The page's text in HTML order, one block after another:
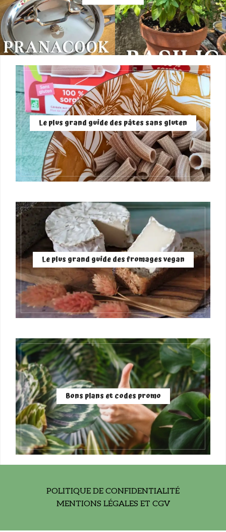
Le plus grand guide des pâtes sans gluten
Le plus grand guide des fromages vegan
Bons plans et codes promo
POLITIQUE DE CONFIDENTIALITÉ
MENTIONS LÉGALES ET CGV